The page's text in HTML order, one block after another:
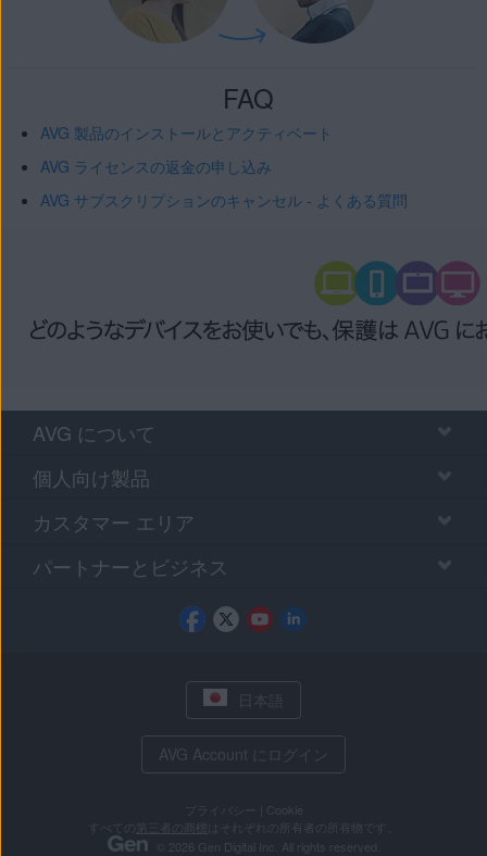
FAQ
AVG 製品のインストールとアクティベート
AVG ライセンスの返金の申し込み
AVG サブスクリプションのキャンセル - よくある質問
AVG について
個人向け製品
カスタマー エリア
パートナーとビジネス
日本語
AVG Account にログイン
プライバシー
Cookie
第三者の商標
はそれぞれの所有者の所有物です。
© 2026 Gen Digital Inc. All rights reserved.